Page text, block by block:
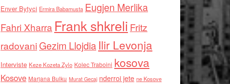
Enver Bytyci Ermira Babamusta Eugjen Merlika
Fahri Xharra Frank shkreli Fritz
radovaniGezim Llojdia Ilir Levonja
Interviste Keze Kozeta Zylo Kolec Traboini kosova
Kosove Marjana Bulku Murat Gecaj nderroi jete ne Kosove